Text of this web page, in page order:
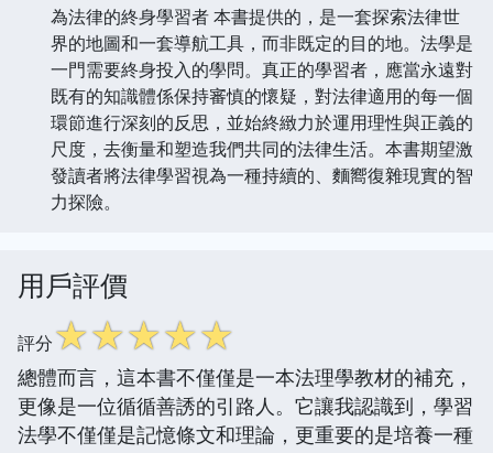
為法律的終身學習者 本書提供的，是一套探索法律世
界的地圖和一套導航工具，而非既定的目的地。法學是
一門需要終身投入的學問。真正的學習者，應當永遠對
既有的知識體係保持審慎的懷疑，對法律適用的每一個
環節進行深刻的反思，並始終緻力於運用理性與正義的
尺度，去衡量和塑造我們共同的法律生活。本書期望激
發讀者將法律學習視為一種持續的、麵嚮復雜現實的智
力探險。
用戶評價
評分☆☆☆☆☆
總體而言，這本書不僅僅是一本法理學教材的補充，
更像是一位循循善誘的引路人。它讓我認識到，學習
法學不僅僅是記憶條文和理論，更重要的是培養一種